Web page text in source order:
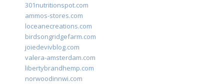
301nutritionspot.com
ammos-stores.com
loceanecreations.com
birdsongridgefarm.com
joiedevivblog.com
valera-amsterdam.com
libertybrandhemp.com
norwoodinnwi.com